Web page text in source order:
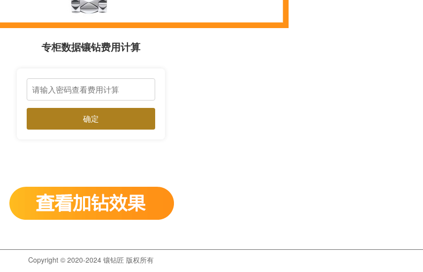
专柜数据镶钻费用计算
确定
Copyright © 2020-2024 镶钻匠 版权所有